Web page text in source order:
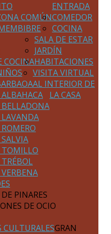
ENTRADA
COMÚNCOMEDOR
COCINA
COCINA
SALA DE ESTAR
JARDÍN
HABITACIONES
VISITA VIRTUAL
AL INTERIOR DE
LA CASA
PINARES
DE OCIO
CULTURALESGRAN